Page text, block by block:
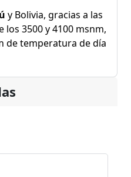
y Bolivia, gracias a las
los 3500 y 4100 msnm,
de temperatura de día